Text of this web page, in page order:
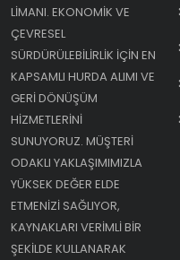
LIMANI. EKONOMIK VE
ÇEVRESEL
SÜRDÜRÜLEBILIRLIK IÇIN EN
KAPSAMLI HURDA ALIMI VE
GERI DÖNÜŞÜM
HIZMETLERINI
SUNUYORUZ. MÜŞTERI
ODAKLI YAKLAŞIMIMIZLA
YÜKSEK DEĞER ELDE
ETMENIZI SAĞLIYOR,
KAYNAKLARI VERIMLI BIR
ŞEKILDE KULLANARAK